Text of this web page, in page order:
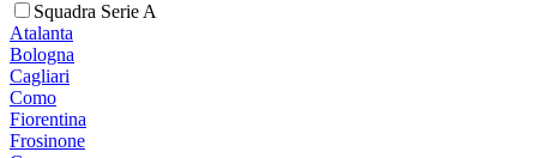
Squadra Serie A
Atalanta
Bologna
Cagliari
Como
Fiorentina
Frosinone